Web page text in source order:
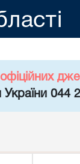
України 044